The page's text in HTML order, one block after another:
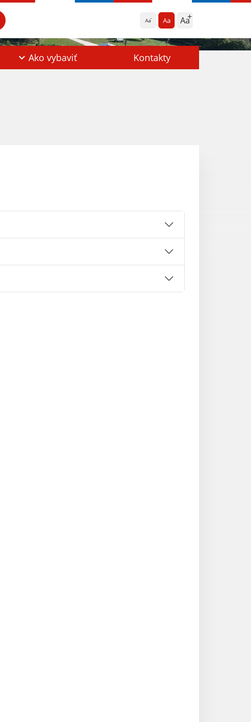
Aa Aa Aa
Ako vybaviť Kontakty